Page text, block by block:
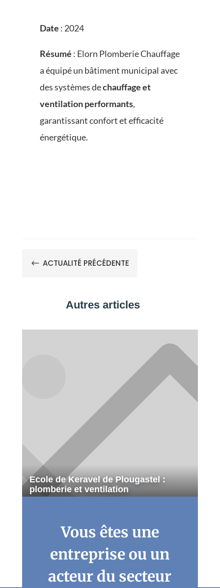
Date : 2024
Résumé : Elorn Plomberie Chauffage
a équipé un bâtiment municipal avec
des systèmes dechauffage et
ventilation performants,
garantissant confort et efficacité
énergétique.
# ACTUALITÉ PRÉCÉDENTE
Autres articles
Ecole de Keravel de Plougastel :
plomberie et ventilation
Vous êtes une
entreprise ou un
acteur du secteur